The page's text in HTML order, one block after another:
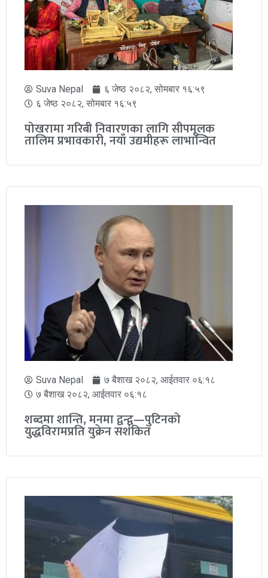
Suva Nepal
६ जेष्ठ २०८२, सोमबार १६:५९
६ जेष्ठ २०८२, सोमबार १६:५९
पोखरामा गरिबी निवारणका लागि सीपमूलक
तालिम प्रभावकारी, नयाँ उद्यमीहरू लाभान्वित
Suva Nepal
७ बैशाख २०८२, आईतवार ०६:१८
७ बैशाख २०८२, आईतवार ०६:१८
शब्दमा शान्ति, मनमा द्वन्द्व—पुटिनको
युद्धविरामप्रति युक्रेन सशंकित